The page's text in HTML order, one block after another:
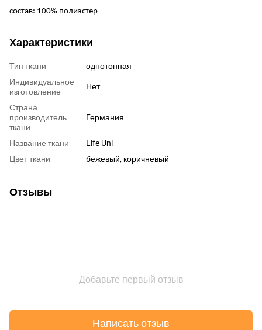
состав: 100% полиэстер
Характеристики
Тип ткани
однотонная
Индивидуальное
изготовление
Нет
Страна
производитель
ткани
Германия
Название ткани
Life Uni
Цвет ткани
бежевый, коричневый
Отзывы
Добавьте первый отзыв
Написать отзыв